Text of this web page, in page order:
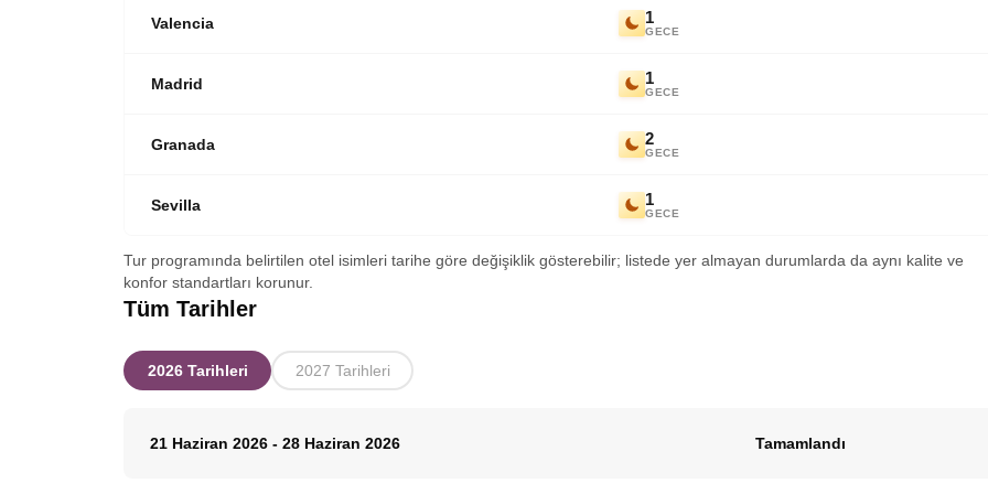
Valencia 1
GECE
Madrid 1
GECE
Granada 2
GECE
Sevilla 1
GECE
Tur programında belirtilen otel isimleri tarihe göre değişiklik gösterebilir; listede yer almayan durumlarda da aynı kalite ve
konfor standartları korunur.
Tüm Tarihler
2026 Tarihleri 2027 Tarihleri
21 Haziran 2026 - 28 Haziran 2026 Tamamlandı